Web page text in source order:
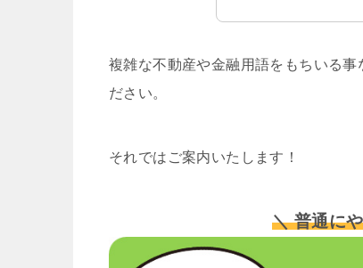
複雑な不動産や金融用語をもちいる
ださい。
それではご案内いたします！
＼ 普通に